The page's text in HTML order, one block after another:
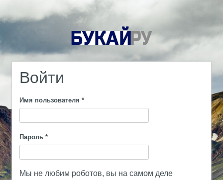
Войти
Имя пользователя *
Пароль *
Мы не любим роботов, вы на самом деле